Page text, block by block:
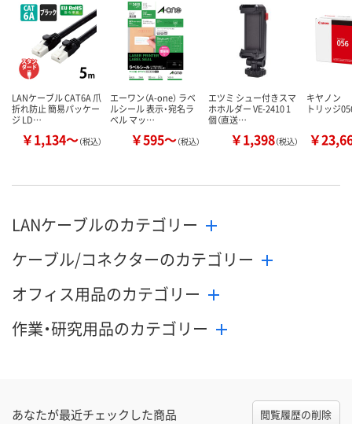
在庫切れです
（次回入荷日未定）
数量
カ
LANケーブル CAT6A 爪
折れ防止 簡易パッケー
ジ LD…
￥1,134～（税込）
エーワン（A-one） ラベ
ルシール 表示・宛名ラ
ベル マッ…
￥595～（税込）
エツミ シュー付きスマ
ホホルダー VE-2410 1
個（直送…
￥1,398（税込）
キヤノン
トリッジ
￥
LANケーブルのカテゴリー
ケーブル/コネクターのカテゴリー
オフィス用品のカテゴリー
作業・研究用品のカテゴリー
あなたが最近チェックした商品 閲覧履歴の削除